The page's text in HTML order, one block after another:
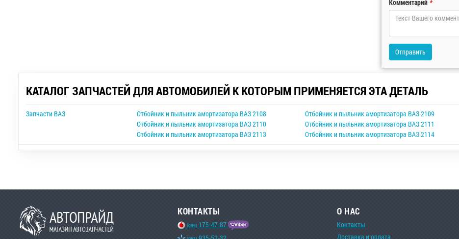
Комментарий *
Отправить
КАТАЛОГ ЗАПЧАСТЕЙ ДЛЯ АВТОМОБИЛЕЙ К КОТОРЫМ ПРИМЕНЯЕТСЯ ЭТА ДЕТАЛЬ
Запчасти ВАЗ Отбойник и пыльник амортизатора ВАЗ 2108 Отбойник и пыльник амортизатора ВАЗ 2109
Отбойник и пыльник амортизатора ВАЗ 2110
Отбойник и пыльник амортизатора ВАЗ 2111
Отбойник и пыльник амортизатора ВАЗ 2113
Отбойник и пыльник амортизатора ВАЗ 2114
КОНТАКТЫ
(099) 175-47-87
О НАС
Контакты
Доставка и оплата